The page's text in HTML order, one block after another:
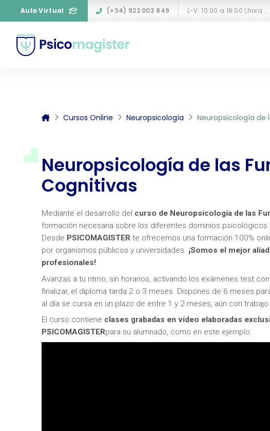
Aula Virtual (+34) 922 003 849 L-V: 10:00 a 18:00 (hora peninsular española)
Cursos Online Neuropsicología Neuropsicología de
Neuropsicología de las
Cognitivas
Mediante el desarrollo del curso de Neuropsicología de las
formación necesaria sobre los diferentes dominios
Desde PSICOMAGISTERte ofrecemos una formación 100%
por organismos públicos y universidades. ¡Somos el mejor
profesionales!
Avanzas a tu ritmo, sin horarios, activando los exámenes test
finalizar, el diploma tarda 2 o 3 meses. Dispones de 6 meses
al día se cursa en un plazo de entre 1 y 2 meses, aún con
El curso contiene clases grabadas en vídeo elaboradas
PSICOMAGISTERpara su alumnado, como en este ejemplo: